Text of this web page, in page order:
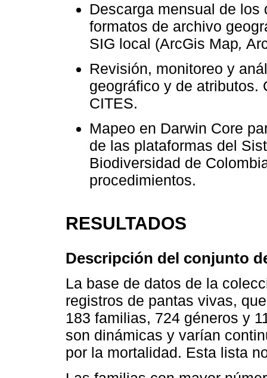
Descarga mensual de
formatos de archivo
SIG local (ArcGis Map,
Revisión, monitoreo y
geográfico y de atributos.
CITES.
Mapeo en Darwin Core
de las plataformas del
Biodiversidad de
procedimientos.
RESULTADOS
Descripción del conjunto
La base de datos de la
registros de pantas vivas,
183 familias, 724 géneros y
son dinámicas y varían
por la mortalidad. Esta lista